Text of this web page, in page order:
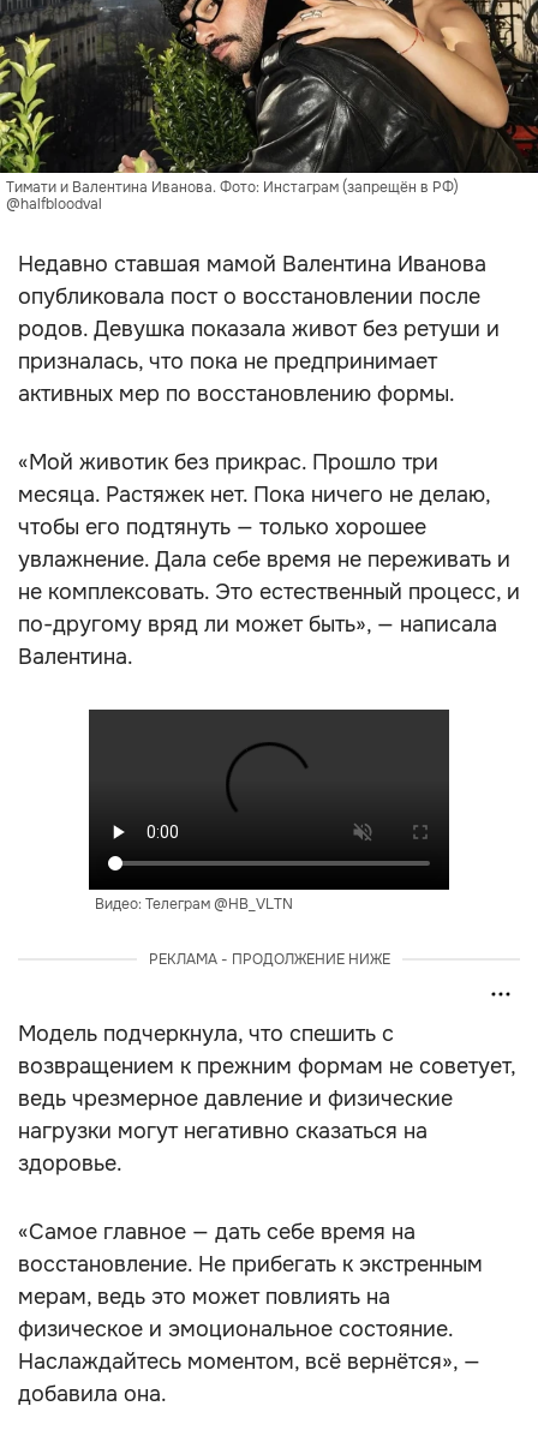
Тимати и Валентина Иванова. Фото: Инстаграм (запрещён в РФ)
@halfbloodval
Недавно ставшая мамой Валентина Иванова
опубликовала пост о восстановлении после
родов. Девушка показала живот без ретуши и
призналась, что пока не предпринимает
активных мер по восстановлению формы.
«Мой животик без прикрас. Прошло три
месяца. Растяжек нет. Пока ничего не делаю,
чтобы его подтянуть — только хорошее
увлажнение. Дала себе время не переживать и
не комплексовать. Это естественный процесс, и
по-другому вряд ли может быть», — написала
Валентина.
Видео: Телеграм @HB_VLTN
РЕКЛАМА - ПРОДОЛЖЕНИЕ НИЖЕ
Модель подчеркнула, что спешить с
возвращением к прежним формам не советует,
ведь чрезмерное давление и физические
нагрузки могут негативно сказаться на
здоровье.
«Самое главное — дать себе время на
восстановление. Не прибегать к экстренным
мерам, ведь это может повлиять на
физическое и эмоциональное состояние.
Наслаждайтесь моментом, всё вернётся», —
добавила она.